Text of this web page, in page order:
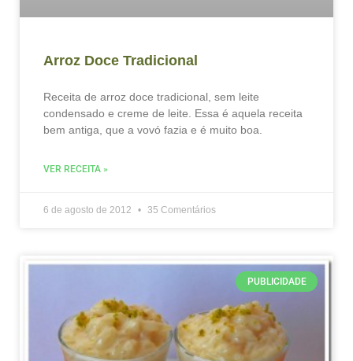
Arroz Doce Tradicional
Receita de arroz doce tradicional, sem leite
condensado e creme de leite. Essa é aquela receita
bem antiga, que a vovó fazia e é muito boa.
VER RECEITA »
6 de agosto de 2012 35 Comentários
PUBLICIDADE